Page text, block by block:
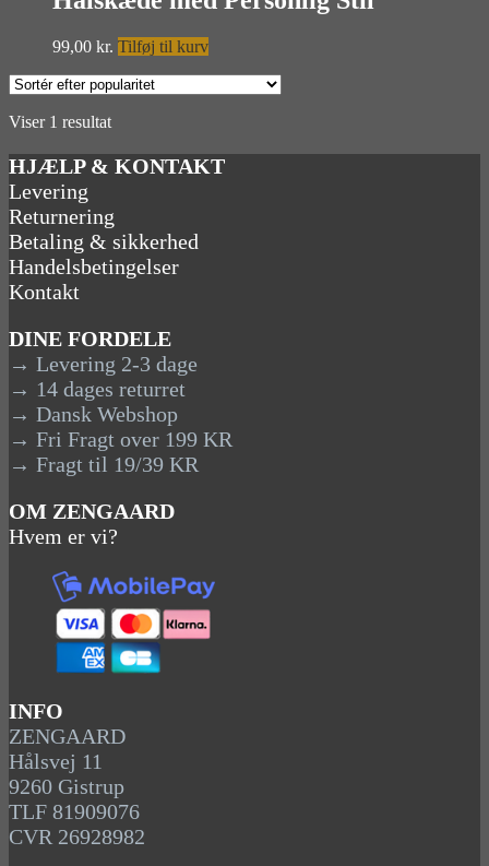
99,00 kr. Tilføj til kurv
Viser 1 resultat
HJÆLP & KONTAKT
Levering
Returnering
Betaling & sikkerhed
Handelsbetingelser
Kontakt
DINE FORDELE
→ Levering 2-3 dage
→ 14 dages returret
→ Dansk Webshop
→ Fri Fragt over 199 KR
→ Fragt til 19/39 KR
OM ZENGAARD
Hvem er vi?
INFO
ZENGAARD
Hålsvej 11
9260 Gistrup
TLF 81909076
CVR 26928982